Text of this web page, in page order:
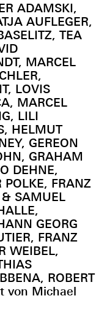
ADAMSKI,
AUFLEGER,
TEA
MARCEL
LOVIS
MARCEL
LILI
HELMUT
GEREON
GRAHAM
DEHNE,
POLKE, FRANZ
& SAMUEL
GEORG
FRANZ
WEIBEL,
ROBERT
von Michael